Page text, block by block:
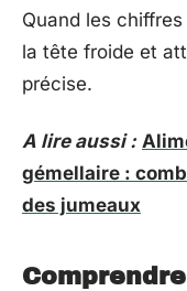
Quand les
la tête froide et
précise.
A lire aussi :
gémellaire :
des jumeaux